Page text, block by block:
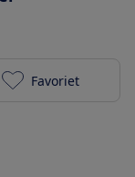
Ariete 1342
Favoriet